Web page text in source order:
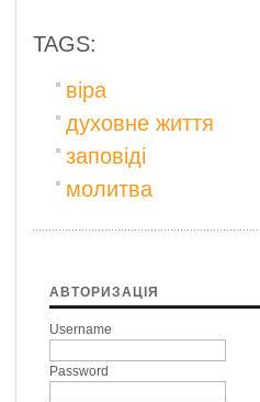
TAGS:
віра
духовне життя
заповіді
молитва
АВТОРИЗАЦІЯ
Username
Password